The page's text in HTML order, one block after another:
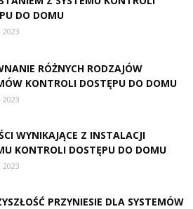
DO DOMU
RÓŻNYCH RODZAJÓW
KONTROLI DOSTĘPU DO DOMU
WYNIKAJĄCE Z INSTALACJI
KONTROLI DOSTĘPU DO DOMU
PRZYNIESIE DLA SYSTEMÓW